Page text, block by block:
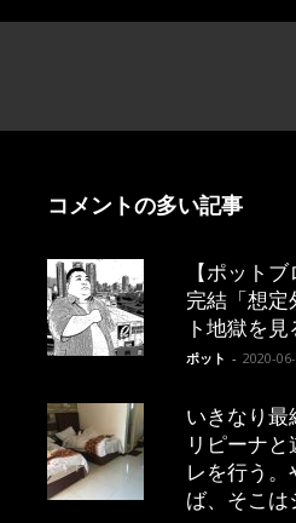
コメントの多い記事
【ポット
完結「想定
ト地獄を見
ポット - 2020-
いきなり最
リピーナと
レを行う
ば、そこは